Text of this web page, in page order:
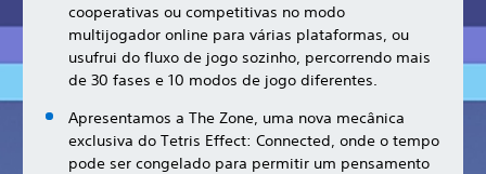
cooperativas ou competitivas no modo
multijogador online para várias plataformas, ou
usufrui do fluxo de jogo sozinho, percorrendo mais
de 30 fases e 10 modos de jogo diferentes.
Apresentamos a The Zone, uma nova mecânica
exclusiva do Tetris Effect: Connected, onde o tempo
pode ser congelado para permitir um pensamento